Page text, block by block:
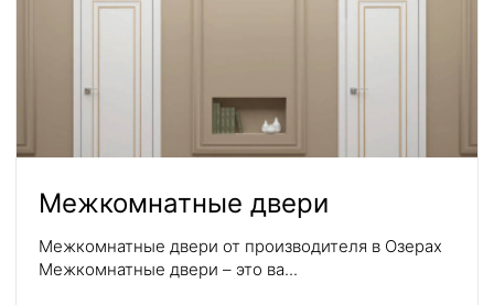
Межкомнатные двери
Межкомнатные двери от производителя в Озерах
Межкомнатные двери – это ва...